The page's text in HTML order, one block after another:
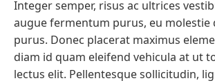
Integer semper, risus ac ultrices
augue fermentum purus, eu molestie
purus. Donec placerat maximus
diam id quam eleifend vehicula at ut
lectus elit. Pellentesque sollicitudin,